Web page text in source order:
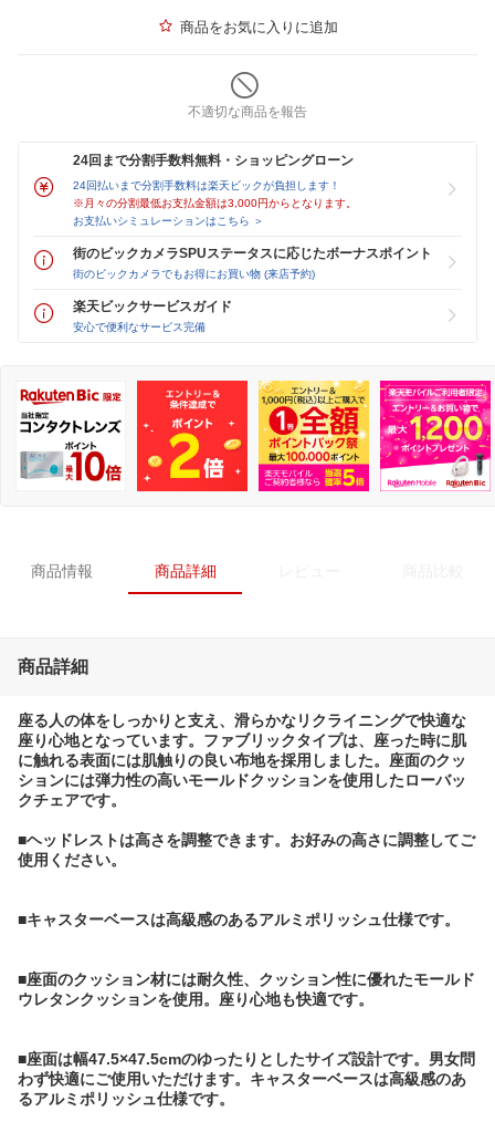
商品をお気に入りに追加
不適切な商品を報告
24回まで分割手数料無料・ショッピングローン
24回払いまで分割手数料は楽天ビックが負担します！
※月々の分割最低お支払金額は3,000円からとなります。
お支払いシミュレーションはこちら ＞
街のビックカメラSPUステータスに応じたボーナスポイント
街のビックカメラでもお得にお買い物 (来店予約)
楽天ビックサービスガイド
安心で便利なサービス完備
商品情報 商品詳細
商品詳細
座る人の体をしっかりと支え、滑らかなリクライニングで快適な
座り心地となっています。ファブリックタイプは、座った時に肌
に触れる表面には肌触りの良い布地を採用しました。座面のクッ
ションには弾力性の高いモールドクッションを使用したローバッ
クチェアです。
■ヘッドレストは高さを調整できます。お好みの高さに調整してご
使用ください。
■キャスターベースは高級感のあるアルミポリッシュ仕様です。
■座面のクッション材には耐久性、クッション性に優れたモールド
ウレタンクッションを使用。座り心地も快適です。
■座面は幅47.5×47.5cmのゆったりとしたサイズ設計です。男女問
わず快適にご使用いただけます。キャスターベースは高級感のあ
るアルミポリッシュ仕様です。